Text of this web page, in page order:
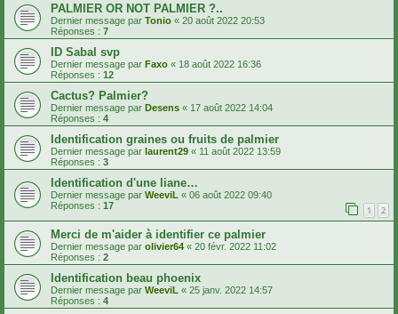
PALMIER OR NOT PALMIER ?..
Dernier message par Tonio « 20 août 2022 20:53
Réponses : 7
ID Sabal svp
Dernier message par Faxo « 18 août 2022 16:36
Réponses : 12
Cactus? Palmier?
Dernier message par Desens « 17 août 2022 14:04
Réponses : 4
Identification graines ou fruits de palmier
Dernier message par laurent29 « 11 août 2022 13:59
Réponses : 3
Identification d'une liane…
Dernier message par WeeviL « 06 août 2022 09:40
Réponses : 17 1 2
Merci de m'aider à identifier ce palmier
Dernier message par olivier64 « 20 févr. 2022 11:02
Réponses : 2
Identification beau phoenix
Dernier message par WeeviL « 25 janv. 2022 14:57
Réponses : 4